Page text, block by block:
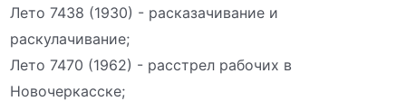
Лето 7438 (1930) - расказачивание и
раскулачивание;
Лето 7470 (1962) - расстрел рабочих в
Новочеркасске;